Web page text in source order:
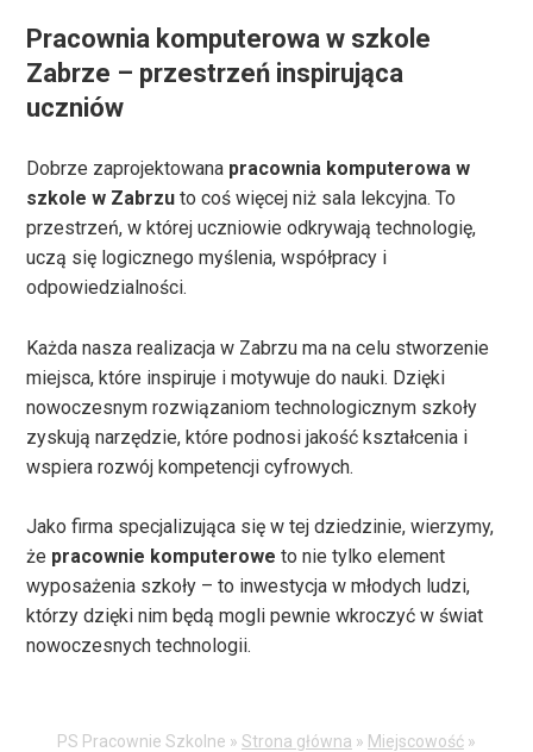
Pracownia komputerowa w szkole
Zabrze – przestrzeń inspirująca
uczniów
Dobrze zaprojektowana pracownia komputerowa w
szkole w Zabrzu to coś więcej niż sala lekcyjna. To
przestrzeń, w której uczniowie odkrywają technologię,
uczą się logicznego myślenia, współpracy i
odpowiedzialności.
Każda nasza realizacja w Zabrzu ma na celu stworzenie
miejsca, które inspiruje i motywuje do nauki. Dzięki
nowoczesnym rozwiązaniom technologicznym szkoły
zyskują narzędzie, które podnosi jakość kształcenia i
wspiera rozwój kompetencji cyfrowych.
Jako firma specjalizująca się w tej dziedzinie, wierzymy,
że pracownie komputerowe to nie tylko element
wyposażenia szkoły – to inwestycja w młodych ludzi,
którzy dzięki nim będą mogli pewnie wkroczyć w świat
nowoczesnych technologii.
PS Pracownie Szkolne » Strona główna » Miejscowość »